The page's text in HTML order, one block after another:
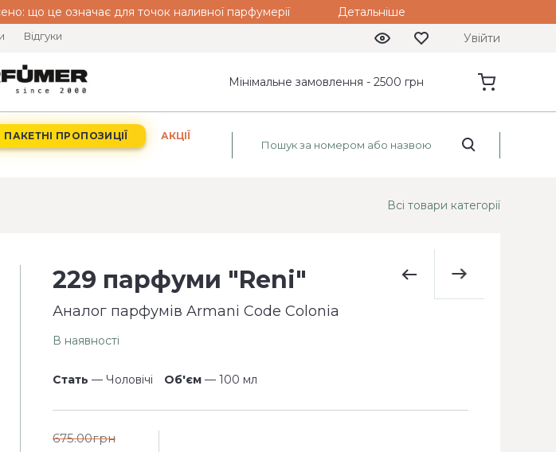
що це означає для точок наливної парфумерії
Детальніше
Відгуки Увійти
Мінімальне замовлення - 2500 грн
ПАКЕТНІ ПРОПОЗИЦІЇ
АКЦІЇ
Всі товари категорії
229 парфуми "Reni"
Аналог парфумів Armani Code Colonia
В наявності
Стать — Чоловічі Об'єм — 100 мл
675.00грн